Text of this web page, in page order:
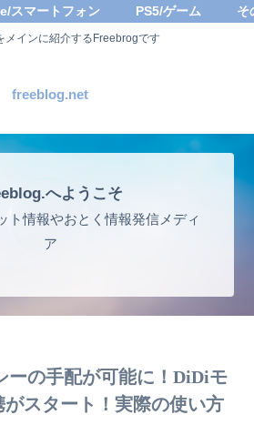
メインに紹介するFreebrogです
freeblog.net
スマートフォン PS5/ゲーム そ
へようこそ
ト情報やおとく情報発信メディ
ア
ーの手配が可能に！DiDiモ
がスタート！実際の使い方